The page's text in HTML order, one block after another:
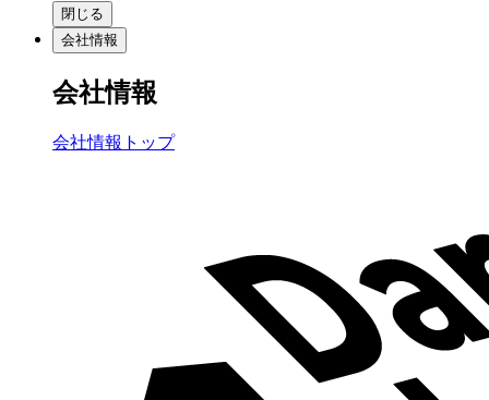
閉じる
会社情報
会社情報
会社情報トップ